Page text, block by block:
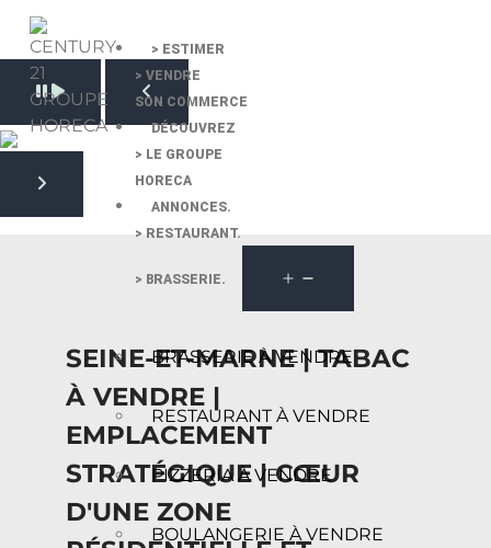
> ESTIMER
> VENDRE
SON COMMERCE
DÉCOUVREZ
> LE GROUPE
HORECA
ANNONCES.
> RESTAURANT.
> BRASSERIE.
BRASSERIE À VENDRE
RESTAURANT À VENDRE
PIZZERIA À VENDRE
BOULANGERIE À VENDRE
Pause slide rotation
Resume slide rotation
Previous slide
Next slide
SEINE-ET-MARNE | TABAC
À VENDRE |
EMPLACEMENT
STRATÉGIQUE | CŒUR
D'UNE ZONE